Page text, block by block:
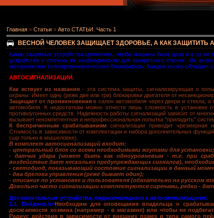
Главная » Статьи » Авто СТАТЬИ. Часть 1
ВЕСНОЙ ЧЕЛОВЕК ЗАЩИЩАЕТ ЗДОРОВЬЕ, А КАК ЗАЩИТИТЬ
Какие защитные устройства применить, чтобы машина была цела и в то же
устройства и степень их необходимости для конкретного случая. Их
механические (электромеханические) блокираторы. Каждое из них
АВТОСИГНАЛИЗАЦИИ.
Как яствует из названия- эта система защиты, сигнализирующая о
охраны. Имеет одну (реже две или три) блокировки двигателя от
Защищает от проникновенияв салон автомобиля через двери и стекла, а
автомобиля. К недостаткам можно отнести лишь сложность в установке
противоугонных средств. Надежность работы сигнализаций зависит от
вызывает некомпетентная и непрофессиональная попытка "приладить"
К беспричинным срабатываниямсигнализации приводит чрезмерная
Стоимость в зависимости от комплектации и набора дополнительных
сыр только в мышеловке).
В комплект автосигнализаций входит:
- центральный блок со всеми необходимыми жгутами для установки;
- датчик удара (может быть как одноуровневым - т.е. при
воздействие дает несколько предупреждающих сигналов),
- светодиод, показывающий состояние сигнализации в данный
- два брелока управления (реже бывает один);
- описание по установке и пользователя (обязательно на русском
Довольно часто сигнализации комплектуются сиренами, редко -
Дополнительные устройства, подключающиеся к автосигнализациям:
1.1. Пейджер.b>Необходим для оповещания владельца о
досягаемости хозяина (например - в магазине) или чтобы не
Радиус действия в зависимости от внешних помех и типа самого